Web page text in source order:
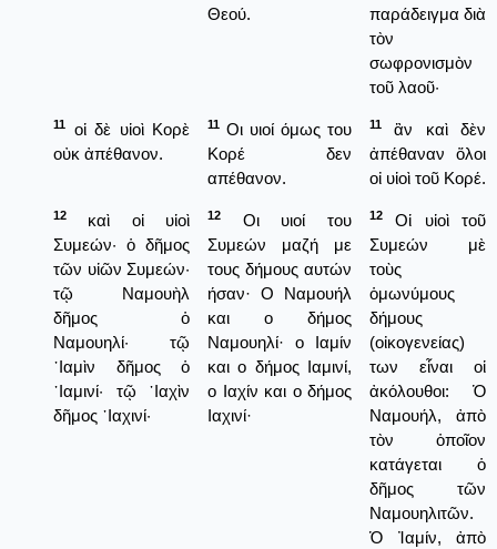
Θεού.
παράδειγμα διὰ
τὸν
σωφρονισμὸν
τοῦ λαοῦ·
11
οἱ δὲ υἱοὶ Κορὲ
οὐκ ἀπέθανον.
11 Οι υιοί όμως του
Κορέ δεν
απέθανον.
11
ἂν καὶ δὲν
ἀπέθαναν ὅλοι
οἰ υἱοὶ τοῦ Κορέ.
12
καὶ οἱ υἱοὶ
Συμεών· ὁ δῆμος
τῶν υἱῶν Συμεών·
τῷ Ναμουὴλ
δῆμος ὁ
Ναμουηλί· τῷ
᾿Ιαμὶν δῆμος ὁ
᾿Ιαμινί· τῷ ᾿Ιαχὶν
δῆμος ᾿Ιαχινί·
12
Οι υιοί του
Συμεών μαζή με
τους δήμους αυτών
ήσαν· Ο Ναμουήλ
και ο δήμος
Ναμουηλί· ο Ιαμίν
και ο δήμος Ιαμινί,
ο Ιαχίν και ο δήμος
Ιαχινί·
12
Οἱ υἱοὶ τοῦ
Συμεών μὲ
τοὺς
ὁμωνύμους
δήμους
(οἰκογενείας)
των εἶναι οἱ
ἀκόλουθοι: Ὁ
Ναμουήλ, ἀπὸ
τὸν ὁποῖον
κατάγεται ὁ
δῆμος τῶν
Ναμουηλιτῶν.
Ὁ Ἰαμίν, ἀπὸ